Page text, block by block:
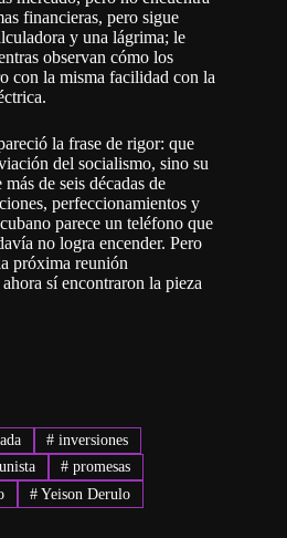
financieras, pero sigue
y una lágrima; le
observan cómo los
con la misma facilidad con la
la frase de rigor: que
del socialismo, sino su
de seis décadas de
perfeccionamientos y
parece un teléfono que
no logra encender. Pero
próxima reunión
sí encontraron la pieza
# inversiones
# promesas
# Yeison Derulo